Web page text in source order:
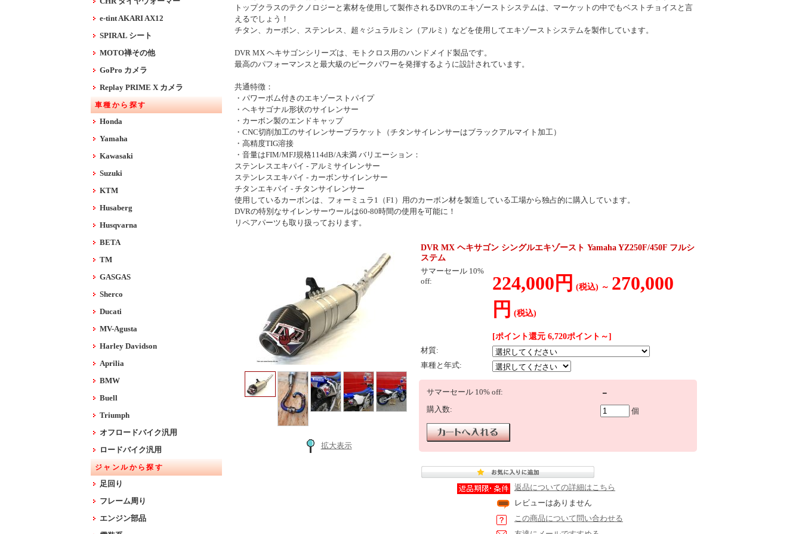
e-tint AKARI AX12
SPIRAL シート
MOTO禅その他
GoPro カメラ
Replay PRIME X カメラ
車種から探す
Honda
Yamaha
Kawasaki
Suzuki
KTM
Husaberg
Husqvarna
BETA
TM
GASGAS
Sherco
Ducati
MV-Agusta
Harley Davidson
Aprilia
BMW
Buell
Triumph
オフロードバイク汎用
ロードバイク汎用
ジャンルから探す
足回り
フレーム周り
エンジン部品
トップクラスのテクノロジーと素材を使用して製作されるDVRのエキゾーストシステムは、マーケットの中でもベストチョイスと言
えるでしょう！
チタン、カーボン、ステンレス、超々ジュラルミン（アルミ）などを使用してエキゾーストシステムを製作しています。
DVR MX ヘキサゴンシリーズは、モトクロス用のハンドメイド製品です。
最高のパフォーマンスと最大級のピークパワーを発揮するように設計されています。
共通特徴：
・パワーボム付きのエキゾーストパイプ
・ヘキサゴナル形状のサイレンサー
・カーボン製のエンドキャップ
・CNC切削加工のサイレンサーブラケット（チタンサイレンサーはブラックアルマイト加工）
・高精度TIG溶接
・音量はFIM/MFJ規格114dB/A未満 バリエーション：
ステンレスエキパイ - アルミサイレンサー
ステンレスエキパイ - カーボンサイレンサー
チタンエキパイ - チタンサイレンサー
使用しているカーボンは、フォーミュラ1（F1）用のカーボン材を製造している工場から独占的に購入しています。
DVRの特別なサイレンサーウールは60-80時間の使用を可能に！
リペアパーツも取り扱っております。
拡大表示
DVR MX ヘキサゴン シングルエキゾースト Yamaha YZ250F/450F フルシ
ステム
サマーセール 10%
off:
224,000円 (税込) ～ 270,000
円
(税込)
[ポイント還元 6,720ポイント～]
材質:
車種と年式:
サマーセール 10% off: －
購入数: 個
返品についての詳細はこちら
レビューはありません
この商品について問い合わせる